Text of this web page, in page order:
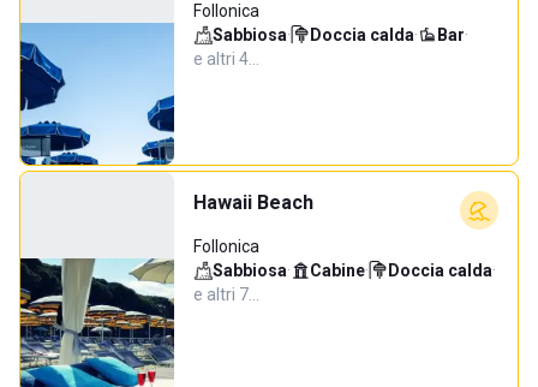
Follonica
Sabbiosa· Doccia calda· Bar·
e altri 4…
Hawaii Beach
Follonica
Sabbiosa· Cabine· Doccia calda·
e altri 7…